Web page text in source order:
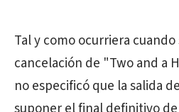
Tal y como ocurriera
cancelación de "Two and a
no especificó que la salida